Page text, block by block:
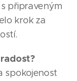
připraveným
krok za
spokojenost